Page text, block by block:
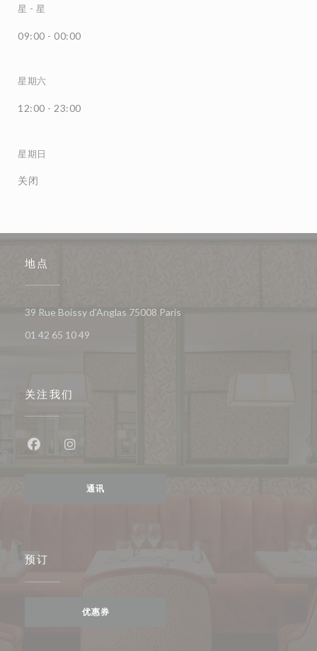
星 - 星
09:00 - 00:00
星期六
12:00 - 23:00
星期日
关闭
地点
39 Rue Boissy d'Anglas 75008 Paris
01 42 65 10 49
关注我们
通讯
预订
优惠券